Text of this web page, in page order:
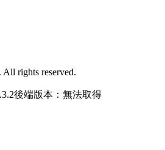
rights reserved.
後端版本：無法取得